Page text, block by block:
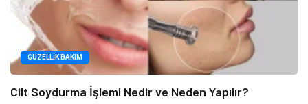
GÜZELLIK BAKIM
Cilt Soydurma İşlemi Nedir ve Neden Yapılır?